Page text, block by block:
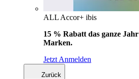
ALL Accor+ ibis
15 % Rabatt das ganze Jahr
Marken.
Jetzt Anmelden
Zurück